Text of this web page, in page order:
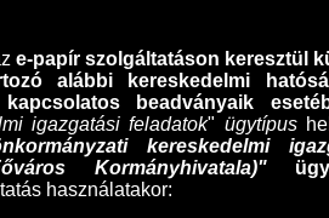
e-papír szolgáltatáson keresztül
alábbi
kereskedelmi
kapcsolatos
beadványaik
igazgatási feladatok" ügytípus
kereskedelmi
Kormányhivatala)"
használatakor: